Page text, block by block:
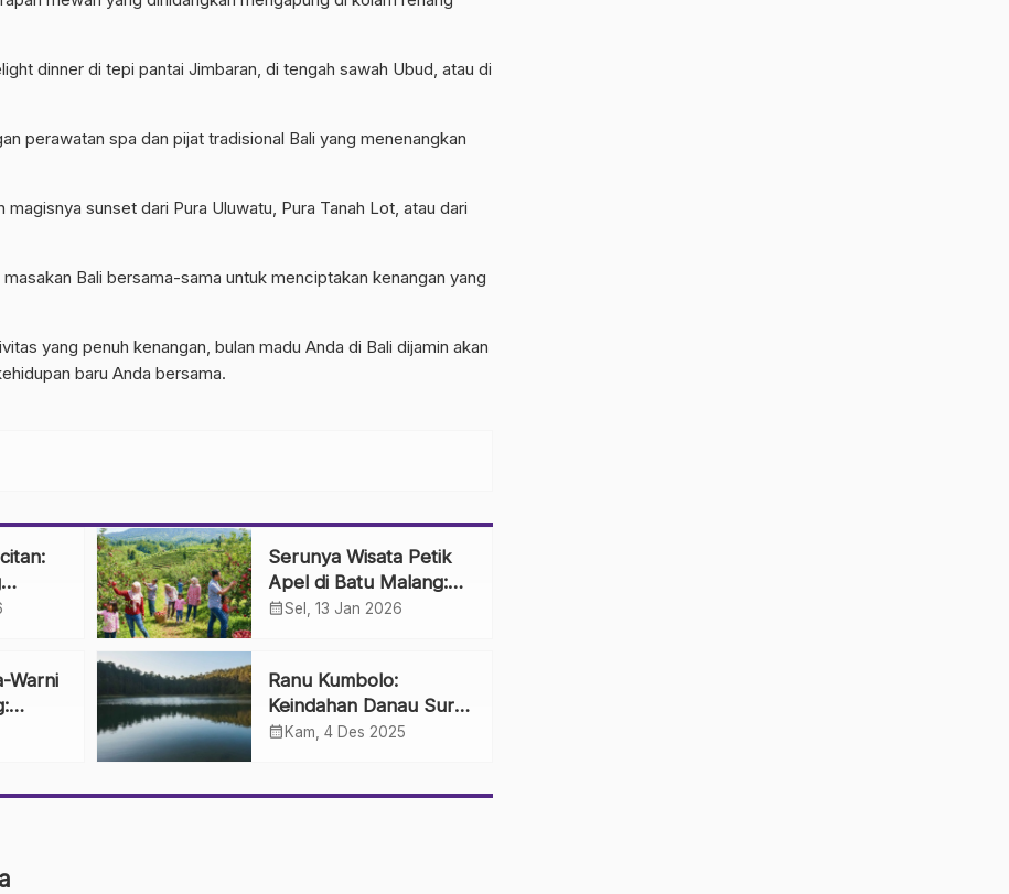
dinner di tepi pantai Jimbaran, di tengah sawah Ubud, atau di
perawatan spa dan pijat tradisional Bali yang menenangkan
sunset dari Pura Uluwatu, Pura Tanah Lot, atau dari
Bali bersama-sama untuk menciptakan kenangan yang
yang penuh kenangan, bulan madu Anda di Bali dijamin akan
baru Anda bersama.
Serunya Wisata Petik
Apel di Batu Malang:
Sensasi Panen
calendar_monthSel, 13 Jan 2026
Warni
Ranu Kumbolo:
Keindahan Danau Surga
di Jalur Pendakian
calendar_month Kam, 4 Des 2025